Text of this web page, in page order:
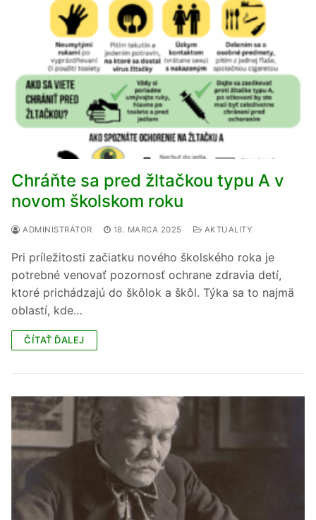
Chráňte sa pred žltačkou typu A v
novom školskom roku
ADMINISTRÁTOR 18. MARCA 2025 AKTUALITY
Pri príležitosti začiatku nového školského roka je
potrebné venovať pozornosť ochrane zdravia detí,
ktoré prichádzajú do škôlok a škôl. Týka sa to najmä
oblastí, kde…
ČÍTAŤ ĎALEJ